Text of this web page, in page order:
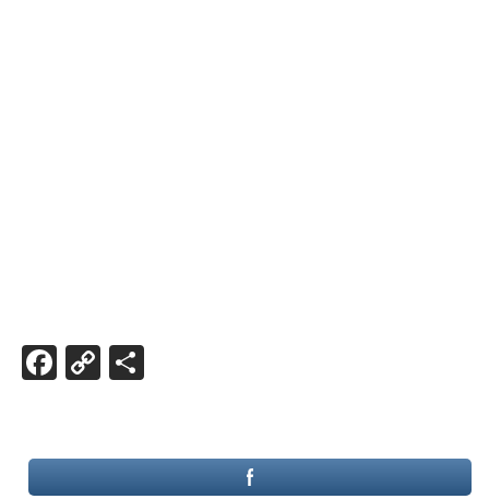
Facebook
CopyPartajează